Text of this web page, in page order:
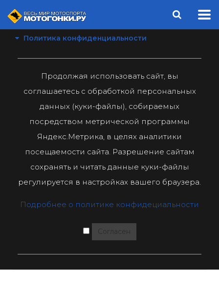
Политика конфиденциальности
Продолжая использовать сайт, вы
соглашаетесь с обработкой персональных
данных (куки-файлы), собираемых
посредством метрической программы
Яндекс.Метрика, в целях аналитики
посещаемости сайта. Разрешение сайтам
сохранять и читать данные куки-файлы
регулируется в настройках вашего браузера.
Подробнее о политике конфидециальности
Согласен